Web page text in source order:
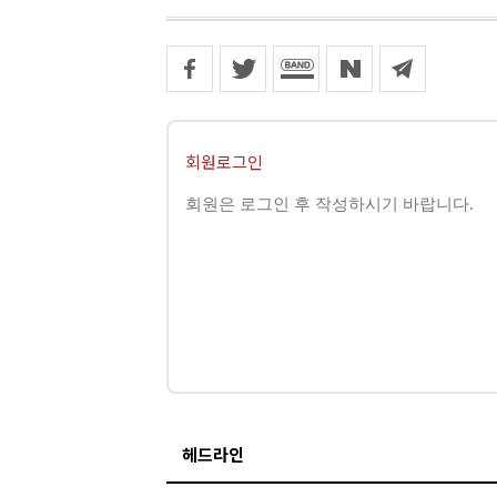
회원로그인
헤드라인